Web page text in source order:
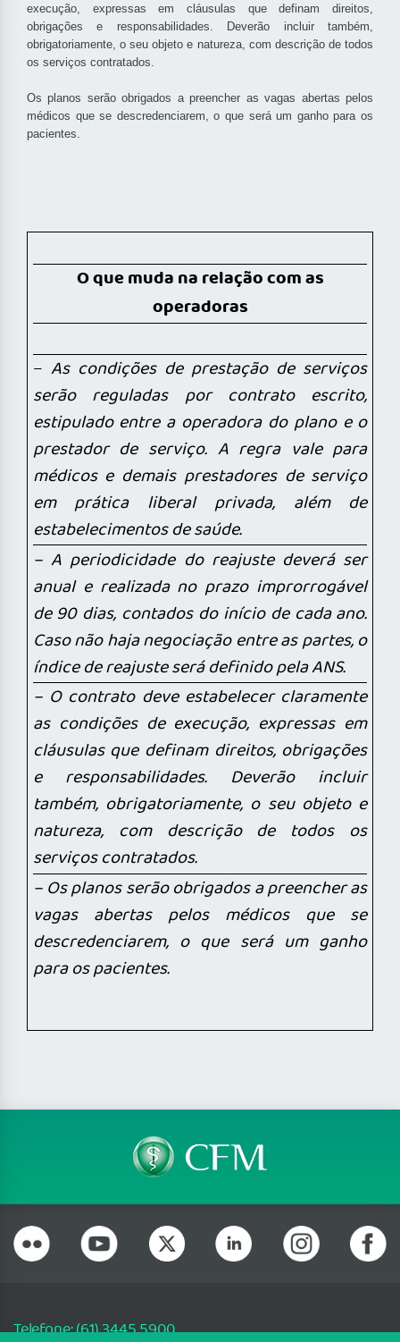
execução, expressas em cláusulas que definam direitos,
obrigações e responsabilidades. Deverão incluir também,
obrigatoriamente, o seu objeto e natureza, com descrição de todos
os serviços contratados.
Os planos serão obrigados a preencher as vagas abertas pelos
médicos que se descredenciarem, o que será um ganho para os
pacientes.
O que muda na relação com as
operadoras
– As condições de prestação de serviços
serão reguladas por contrato escrito,
estipulado entre a operadora do plano e o
prestador de serviço. A regra vale para
médicos e demais prestadores de serviço
em prática liberal privada, além de
estabelecimentos de saúde.
– A periodicidade do reajuste deverá ser
anual e realizada no prazo improrrogável
de 90 dias, contados do início de cada ano.
Caso não haja negociação entre as partes, o
índice de reajuste será definido pela ANS.
– O contrato deve estabelecer claramente
as condições de execução, expressas em
cláusulas que definam direitos, obrigações
e responsabilidades. Deverão incluir
também, obrigatoriamente, o seu objeto e
natureza, com descrição de todos os
serviços contratados.
– Os planos serão obrigados a preencher as
vagas abertas pelos médicos que se
descredenciarem, o que será um ganho
para os pacientes.
Telefone: (61) 3445 5900